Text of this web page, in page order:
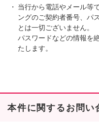
当行から電話やメール等
ングのご契約者番号、パ
とは一切ございません。
パスワードなどの情報を
たします。
本件に関するお問い